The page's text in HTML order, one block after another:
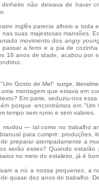
não deixava de haver
inglês parecia alheio a toda
suas majestosas mansões.
movimento dosangry
a ferro e a pia de
18 anos de idade, acabou por
Gosto de Mel" surge,
montagem que estava em
Em parte, seduziu-nos
porque encontrámos em
tempo sem rumo e sem valores.
— tal como no trabalho
para cumprir: produções,
preparar atempadamente a
serão esses? Quando estarão
no meio do estaleiro, já é
a nú a nossa pequenez, a
quase dez anos de trabalho.